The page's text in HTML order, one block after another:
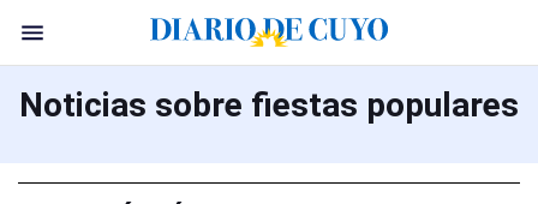
Noticias sobre fiestas populares